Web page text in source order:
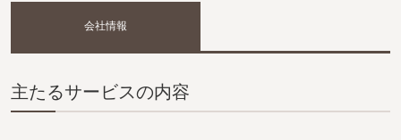
会社情報
主たるサービスの内容